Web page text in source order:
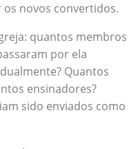
novos convertidos.
quantos membros
por ela
Quantos
ensinadores?
sido enviados como